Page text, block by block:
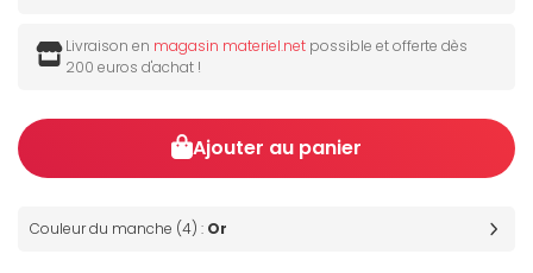
Livraison en magasin materiel.net possible et offerte dès
200 euros d'achat !
Ajouter au panier
Couleur du manche (4) : Or